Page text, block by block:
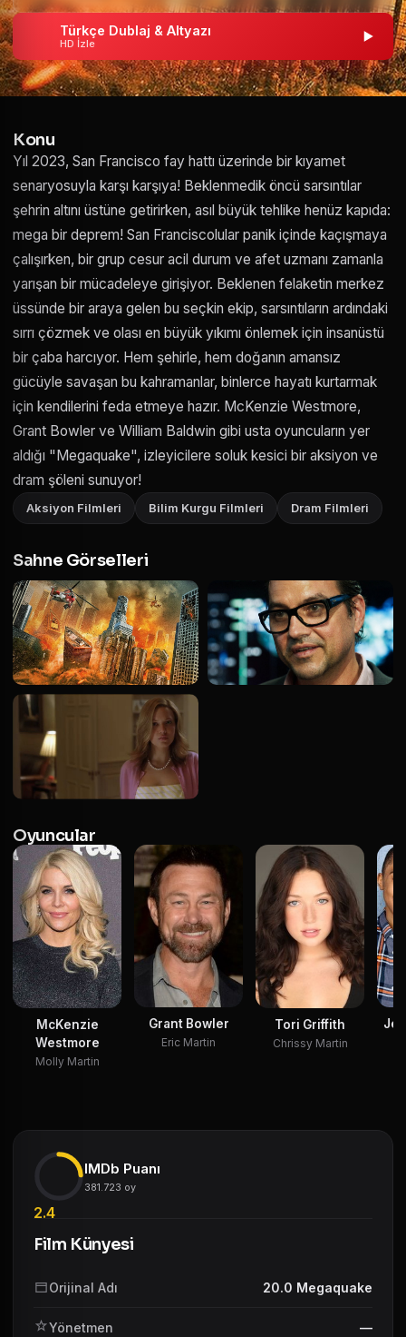
Türkçe Dublaj & Altyazı
HD İzle
Konu
Yıl 2023, San Francisco fay hattı üzerinde bir kıyamet
senaryosuyla karşı karşıya! Beklenmedik öncü sarsıntılar
şehrin altını üstüne getirirken, asıl büyük tehlike henüz kapıda:
mega bir deprem! San Franciscolular panik içinde kaçışmaya
çalışırken, bir grup cesur acil durum ve afet uzmanı zamanla
yarışan bir mücadeleye girişiyor. Beklenen felaketin merkez
üssünde bir araya gelen bu seçkin ekip, sarsıntıların ardındaki
sırrı çözmek ve olası en büyük yıkımı önlemek için insanüstü
bir çaba harcıyor. Hem şehirle, hem doğanın amansız
gücüyle savaşan bu kahramanlar, binlerce hayatı kurtarmak
için kendilerini feda etmeye hazır. McKenzie Westmore,
Grant Bowler ve William Baldwin gibi usta oyuncuların yer
aldığı "Megaquake", izleyicilere soluk kesici bir aksiyon ve
dram şöleni sunuyor!
Aksiyon Filmleri Bilim Kurgu Filmleri Dram Filmleri
Sahne Görselleri
Oyuncular
McKenzie
Westmore
Molly Martin
Grant Bowler
Eric Martin
Tori Griffith
Chrissy Martin
2.4
IMDb Puanı
381.723 oy
Film Künyesi
Orijinal Adı 20.0 Megaquake
Yönetmen —